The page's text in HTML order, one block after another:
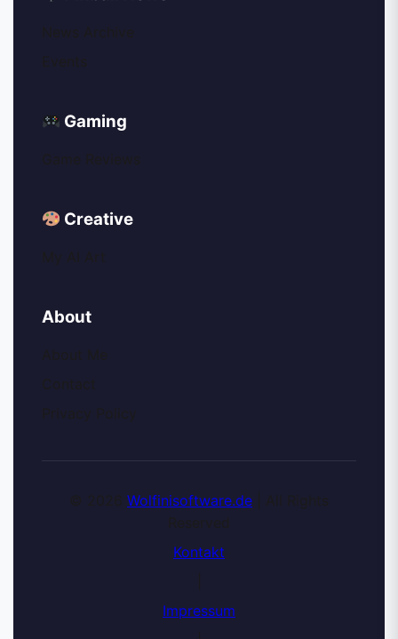
Gaming
Creative
About
Wolfinisoftware.de
Kontakt
Impressum